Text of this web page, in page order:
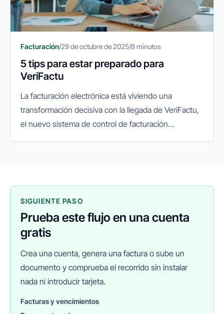
Facturación/29 de octubre de 2025/8 minutos
5 tips para estar preparado para
VeriFactu
La facturación electrónica está viviendo una
transformación decisiva con la llegada de VeriFactu,
el nuevo sistema de control de facturación
SIGUIENTE PASO
Prueba este flujo en una cuenta
gratis
Crea una cuenta, genera una factura o sube un
documento y comprueba el recorrido sin instalar
nada ni introducir tarjeta.
Facturas y vencimientos